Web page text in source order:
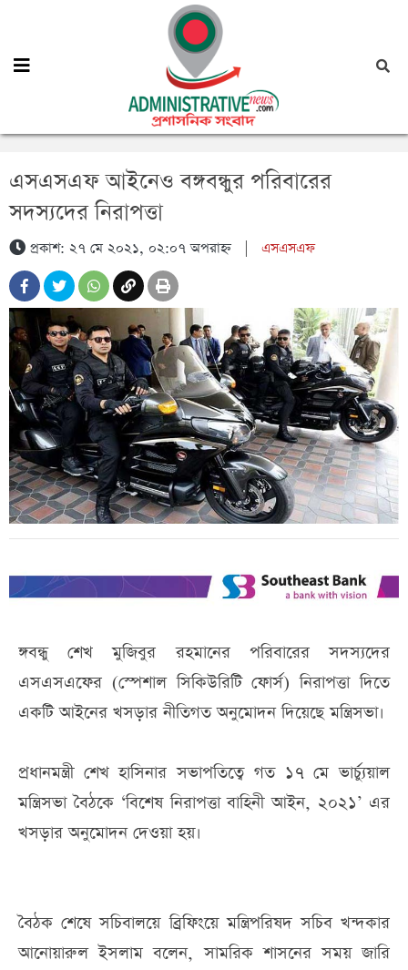
এসএসএফ আইনেও বঙ্গবন্ধুর পরিবারের
সদস্যদের নিরাপত্তা
প্রকাশ: ২৭ মে ২০২১, ০২:০৭ অপরাহ্ন| এসএসএফ
ঙ্গবন্ধু শেখ মুজিবুর রহমানের পরিবারের সদস্যদের
এসএসএফের (স্পেশাল সিকিউরিটি ফোর্স) নিরাপত্তা দিতে
একটি আইনের খসড়ার নীতিগত অনুমোদন দিয়েছে মন্ত্রিসভা।
প্রধানমন্ত্রী শেখ হাসিনার সভাপতিত্বে গত ১৭ মে ভার্চ্যুয়াল
মন্ত্রিসভা বৈঠকে ‘বিশেষ নিরাপত্তা বাহিনী আইন, ২০২১’ এর
খসড়ার অনুমোদন দেওয়া হয়।
বৈঠক শেষে সচিবালয়ে ব্রিফিংয়ে মন্ত্রিপরিষদ সচিব খন্দকার
আনোয়ারুল ইসলাম বলেন, সামরিক শাসনের সময় জারি